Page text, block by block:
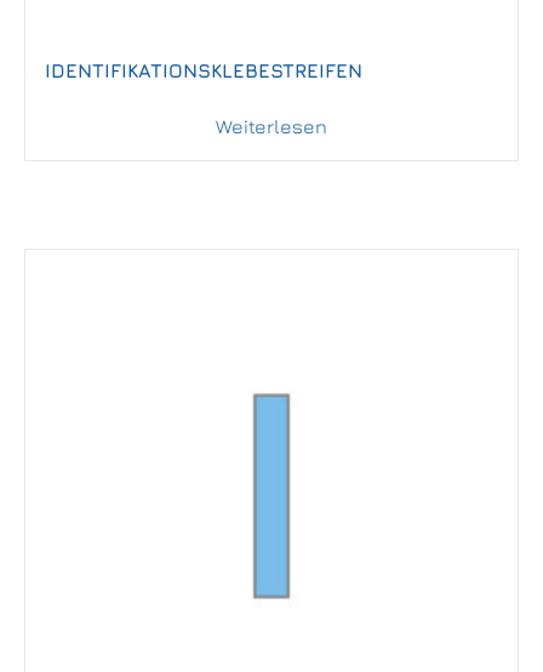
IDENTIFIKATIONSKLEBESTREIFEN
Weiterlesen